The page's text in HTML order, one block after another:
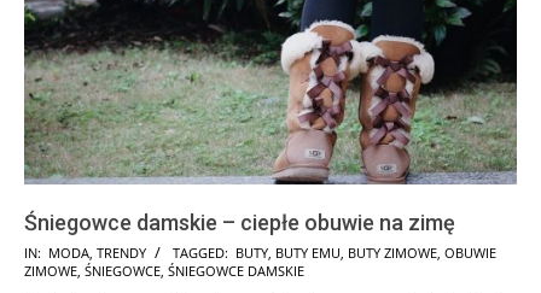
Śniegowce damskie – ciepłe obuwie na zimę
2017-
12-
IN: MODA, TRENDY TAGGED: BUTY, BUTY EMU, BUTY ZIMOWE, OBUWIE
ZIMOWE, ŚNIEGOWCE, ŚNIEGOWCE DAMSKIE